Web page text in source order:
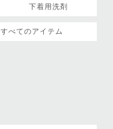
下着用洗剤
すべてのアイテム